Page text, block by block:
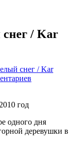
/ Kar
снег / Kar
одного дня
деревушки в